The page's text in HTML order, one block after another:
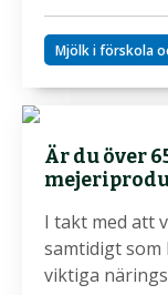
Mjölk i förskola
Är du över
I takt med att
samtidigt som
viktiga